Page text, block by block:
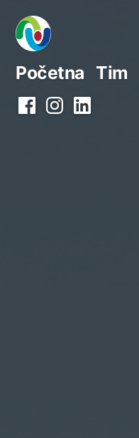
Preskoči
sadržaj
Početna Tim
FacebookInstagramLinkedIn